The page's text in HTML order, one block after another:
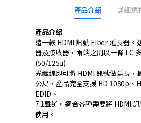
產品介紹 詳細規
產品介紹
這一款 HDMI 訊號 Fiber 延長器。
器及接收器，兩端之間以一條 LC
(50/125μ)
光纖線即可將 HDMI 訊號做延長，
公尺，產品完全支援 HD 1080p、
EDID、
7.1聲道。適合各種需要將 HDMI
使用。